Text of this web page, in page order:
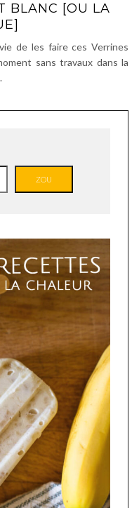
BLANC [OU LA
de les faire ces Verrines
sans travaux dans la
ZOU